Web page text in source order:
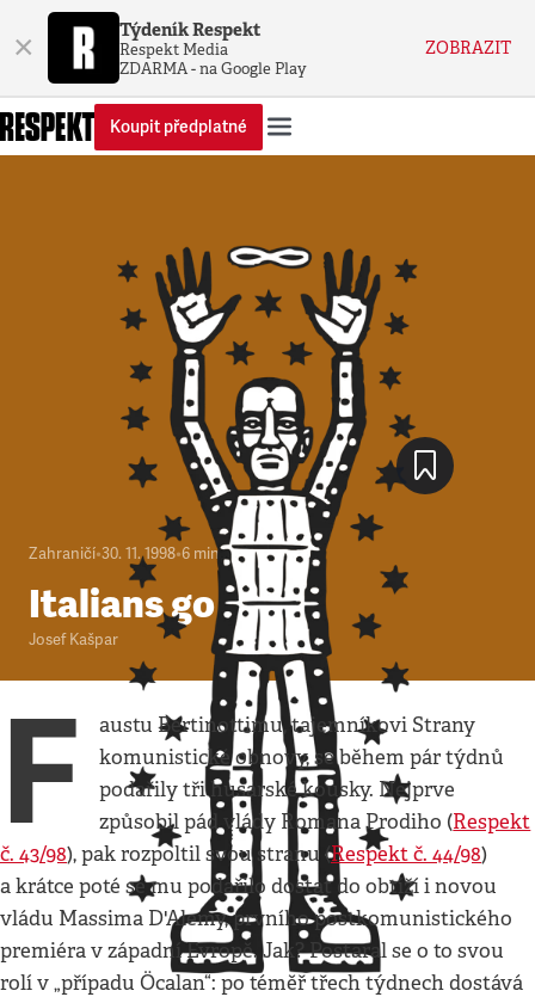
× Týdeník Respekt
Respekt Media
ZDARMA - na Google Play
ZOBRAZIT
Koupit předplatné
Zahraničí•30. 11. 1998•6 minut
Italians go home
Josef Kašpar
F
austu Bertinottimu, tajemníkovi Strany
komunistické obnovy, se během pár týdnů
podařily tři husarské kousky. Nejprve
způsobil pád vlády Romana Prodiho (Respekt
č. 43/98), pak rozpoltil svou stranu (Respekt č. 44/98)
a krátce poté se mu podařilo dostat do obtíží i novou
vládu Massima D'Alemy, prvního postkomunistického
premiéra v západní Evropě. Jak? Postaral se o to svou
rolí v „případu Öcalan“: po téměř třech týdnech dostává